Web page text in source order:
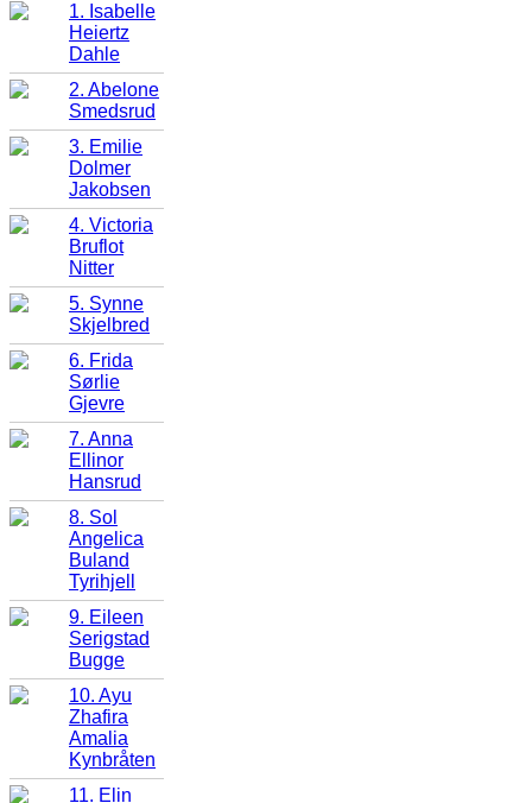
1. Isabelle
Heiertz
Dahle
2. Abelone
Smedsrud
3. Emilie
Dolmer
Jakobsen
4. Victoria
Bruflot
Nitter
5. Synne
Skjelbred
6. Frida
Sørlie
Gjevre
7. Anna
Ellinor
Hansrud
8. Sol
Angelica
Buland
Tyrihjell
9. Eileen
Serigstad
Bugge
10. Ayu
Zhafira
Amalia
Kynbråten
11. Elin